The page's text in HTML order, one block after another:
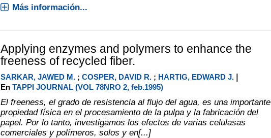
Más información...
Applying enzymes and polymers to enhance the
freeness of recycled fiber.
SARKAR, JAWED M.; COSPER, DAVID R.; HARTIG, EDWARD J. |
En TAPPI JOURNAL (VOL 78NRO 2, feb.1995)
El freeness, el grado de resistencia al flujo del agua, es una importante
propiedad física en el procesamiento de la pulpa y la fabricación del
papel. Por lo tanto, investigamos los efectos de varias celulasas
comerciales y polímeros, solos y en[...]